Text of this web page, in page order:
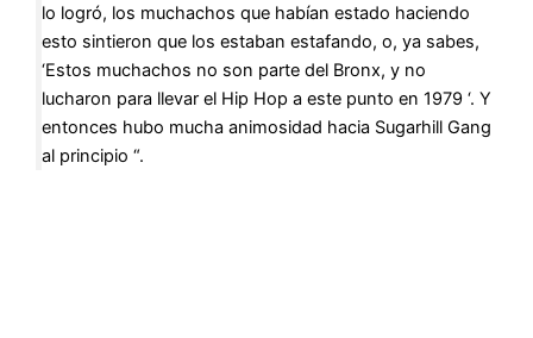
lo logró, los muchachos que habían estado haciendo
esto sintieron que los estaban estafando, o, ya sabes,
‘Estos muchachos no son parte del Bronx, y no
lucharon para llevar el Hip Hop a este punto en 1979 ‘. Y
entonces hubo mucha animosidad hacia Sugarhill Gang
al principio “.